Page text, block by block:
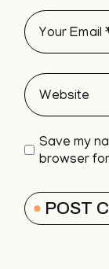
Save my
browser
POST